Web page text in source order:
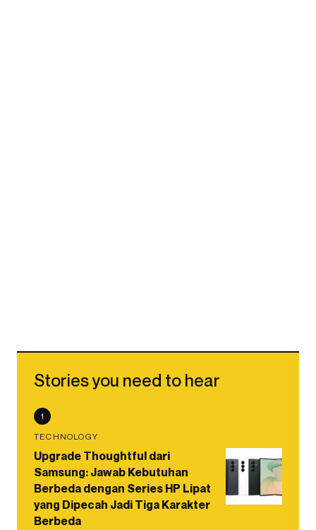
Stories you need to hear
1
TECHNOLOGY
Upgrade Thoughtful dari
Samsung: Jawab Kebutuhan
Berbeda dengan Series HP Lipat
yang Dipecah Jadi Tiga Karakter
Berbeda